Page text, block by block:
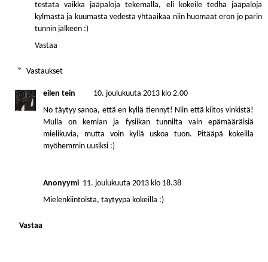
testata vaikka jääpaloja tekemällä, eli kokeile tedhä jääpaloja
kylmästä ja kuumasta vedestä yhtäaikaa niin huomaat eron jo parin
tunnin jälkeen :)
Vastaa
Vastaukset
eilen tein
10. joulukuuta 2013 klo 2.00
No täytyy sanoa, että en kyllä tiennyt! Niin että kiitos vinkistä!
Mulla on kemian ja fysiikan tunnilta vain epämääräisiä
mielikuvia, mutta voin kyllä uskoa tuon. Pitääpä kokeilla
myöhemmin uusiksi :)
Anonyymi 11. joulukuuta 2013 klo 18.38
Mielenkiintoista, täytyypä kokeilla :)
Vastaa